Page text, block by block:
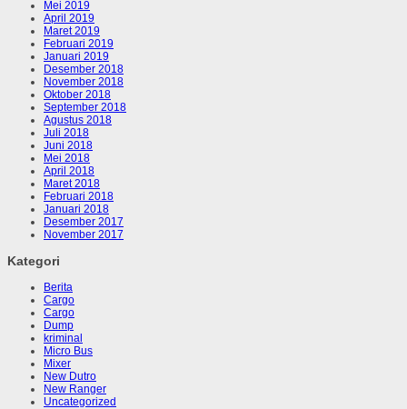
Mei 2019
April 2019
Maret 2019
Februari 2019
Januari 2019
Desember 2018
November 2018
Oktober 2018
September 2018
Agustus 2018
Juli 2018
Juni 2018
Mei 2018
April 2018
Maret 2018
Februari 2018
Januari 2018
Desember 2017
November 2017
Kategori
Berita
Cargo
Cargo
Dump
kriminal
Micro Bus
Mixer
New Dutro
New Ranger
Uncategorized